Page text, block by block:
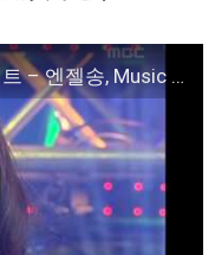
Daylight – Angel Song, 데이라이트 – 엔젤송, Music Camp 20040327